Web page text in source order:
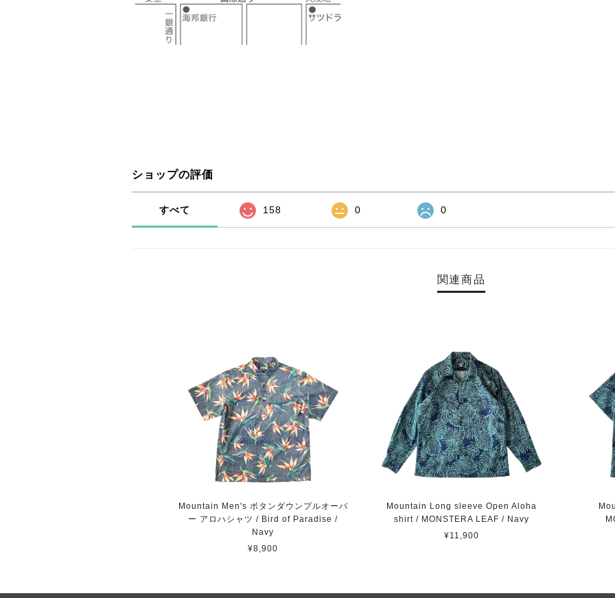
ショップの評価
すべて 158 0 0
関連商品
Mountain Men's ボタンダウンプルオーバ
ー アロハシャツ / Bird of Paradise /
Navy
¥8,900
Mountain Long sleeve Open Aloha
shirt / MONSTERA LEAF / Navy
¥11,900